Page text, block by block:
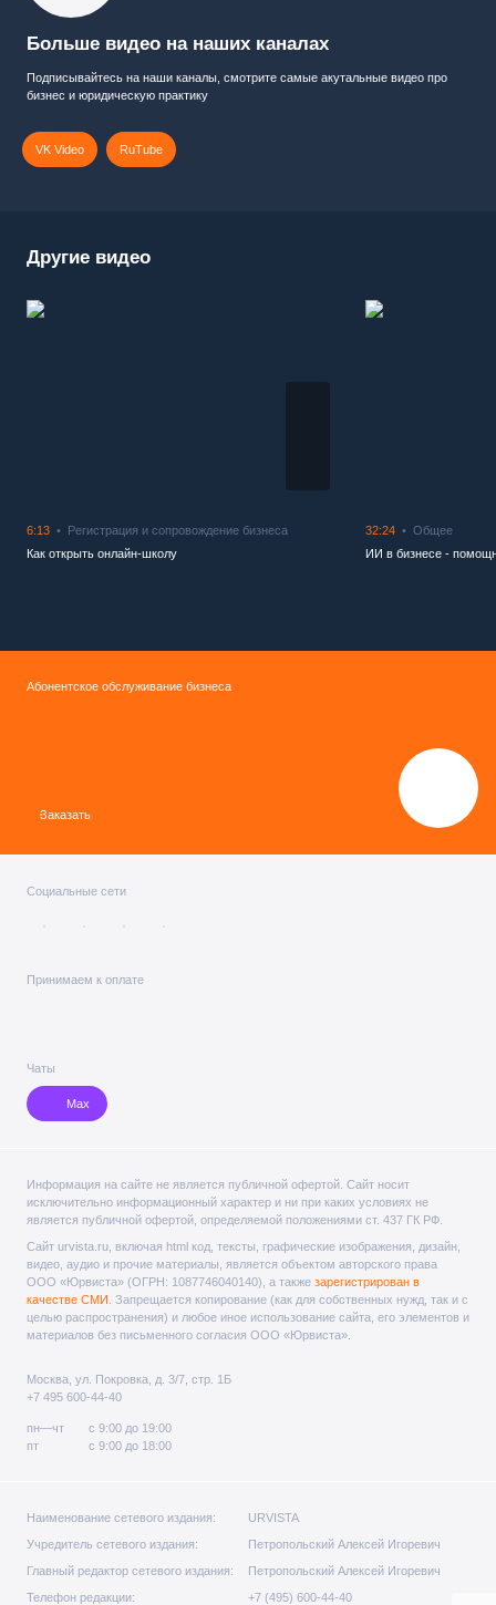
Другие видео
6:13
Регистрация и сопровождение бизнеса
Как открыть онлайн-школу
32:24
Общее
ИИ в бизнесе -
Больше видео на наших каналах
Подписывайтесь на наши каналы, смотрите самые акутальные видео про
бизнес и юридическую практику
VK Video RuTube
Абонентское обслуживание бизнеса
Заказать
Социальные сети
Принимаем к оплате
Чаты
Max
Информация на сайте не является публичной офертой. Cайт носит
исключительно информационный характер и ни при каких условиях не
является публичной офертой, определяемой положениями ст. 437 ГК РФ.
Сайт urvista.ru, включая html код, тексты, графические изображения, дизайн,
видео­, аудио­ и прочие материалы, является объектом авторского права
ООО «Юрвиста» (ОГРН: 1087746040140), а также зарегистрирован в
качестве СМИ . Запрещается копирование (как для собственных нужд, так и с
целью распространения) и любое иное использование сайта, его элементов и
материалов без письменного согласия ООО «Юрвиста».
Москва, ул. Покровка, д. 3/7, стр. 1Б
+7 495 600-44-40
пн—чт
с 9:00 до 19:00
пт
с 9:00 до 18:00
Наименование сетевого издания:
URVISTA
Учредитель сетевого издания:
Петропольский Алексей Игоревич
Главный редактор сетевого издания:
Петропольский Алексей Игоревич
Телефон редакции:
+7 (495) 600-44-40